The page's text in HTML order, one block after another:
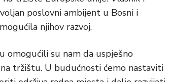
poslovni ambijent u Bosni i
njihov razvoj.
omogućili su nam da uspješno
tržištu. U budućnosti ćemo nastaviti